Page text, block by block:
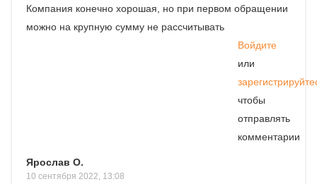
Компания конечно хорошая, но при первом обращении
можно на крупную сумму не рассчитывать
Войдите
или
чтобы
отправлять
комментарии
Ярослав О.
10 сентября 2022, 13:08